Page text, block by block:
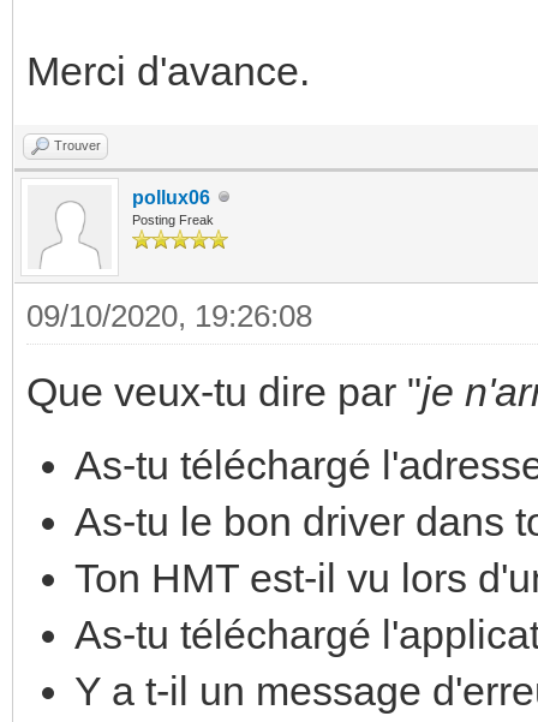
Merci d'avance.
Trouver
pollux06
Posting Freak
09/10/2020, 19:26:08
Que veux-tu dire par "je
As-tu téléchargé
As-tu le bon driver dans
Ton HMT est-il vu lors
As-tu téléchargé
Y a t-il un message